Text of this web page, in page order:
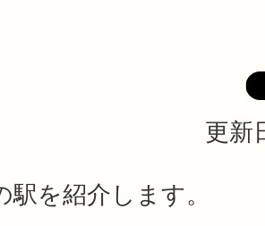
更新
駅を紹介します。